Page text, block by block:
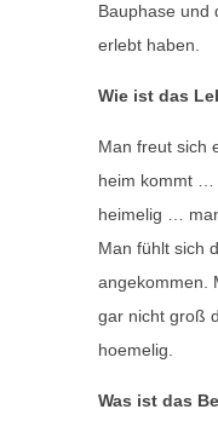
Bauphase und
erlebt haben.
Wie ist das
Man freut sich
heim kommt …
heimelig …
Man fühlt sich
angekommen.
gar nicht groß
hoemelig.
Was ist das